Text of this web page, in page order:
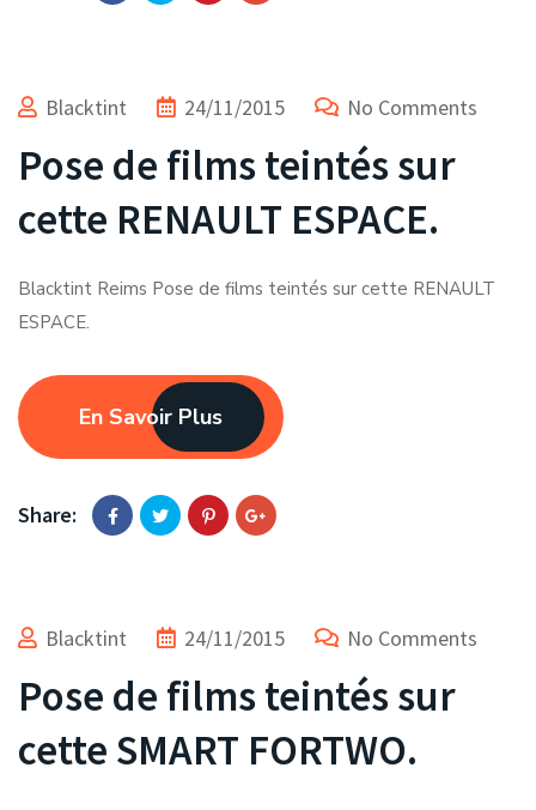
Blacktint 24/11/2015 No Comments
Pose de films teintés sur
cette RENAULT ESPACE.
Blacktint Reims Pose de films teintés sur cette RENAULT
ESPACE.
En Savoir Plus
Share:
Blacktint 24/11/2015 No Comments
Pose de films teintés sur
cette SMART FORTWO.